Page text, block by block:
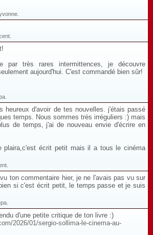
par très rares intermittences, je découvre
aujourd'hui. C'est commandé bien sûr!
heureux d'avoir de tes nouvelles. j'étais passé
temps. Nous sommes très irréguliers :) mais
de temps, j'ai de nouveau envie d'écrire en
plaira,c'est écrit petit mais il a tous le cinéma
ton commentaire hier, je ne l'avais pas vu sur
si c'est écrit petit, le temps passe et je suis
d'une petite critique de ton livre :)
2026/01/sergio-sollima-le-cinema-au-